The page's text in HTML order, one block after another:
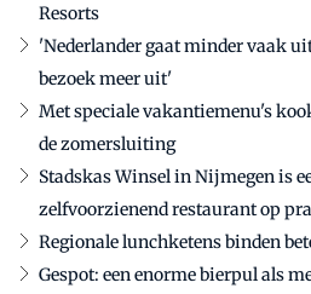
Resorts
'Nederlander gaat minder vaak
bezoek meer uit'
Met speciale vakantiemenu's
de zomersluiting
Stadskas Winsel in Nijmegen is
zelfvoorzienend restaurant op
Regionale lunchketens binden
Gespot: een enorme bierpul als